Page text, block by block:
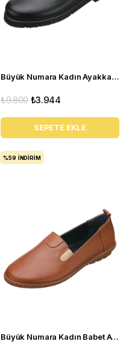
Büyük Numara Kadın Ayakkabı Babet MYG0403 siyah D
₺3.944
₺9.800
SEPETE EKLE
Büyük Numara Kadın Babet Ayakkabı PR4411 Taba
%59 İNDIRIM